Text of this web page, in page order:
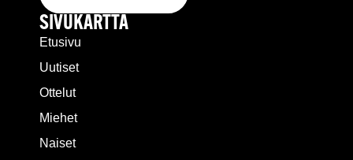
SIVUKARTTA
Etusivu
Uutiset
Ottelut
Miehet
Naiset